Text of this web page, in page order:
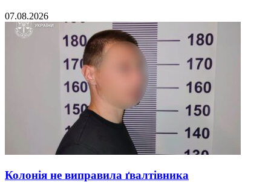
07.08.2026
Колонія не виправила ґвалтівника